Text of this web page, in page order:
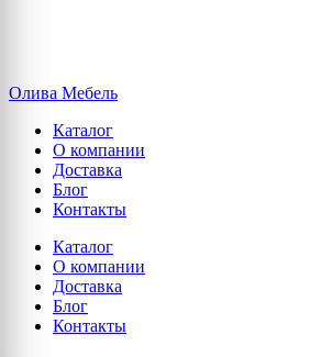
Олива Мебель
Каталог
О компании
Доставка
Блог
Контакты
Каталог
О компании
Доставка
Блог
Контакты